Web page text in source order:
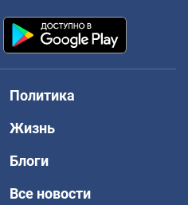
Политика
Жизнь
Блоги
Все новости